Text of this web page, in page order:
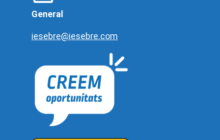
General
iesebre@iesebre.com